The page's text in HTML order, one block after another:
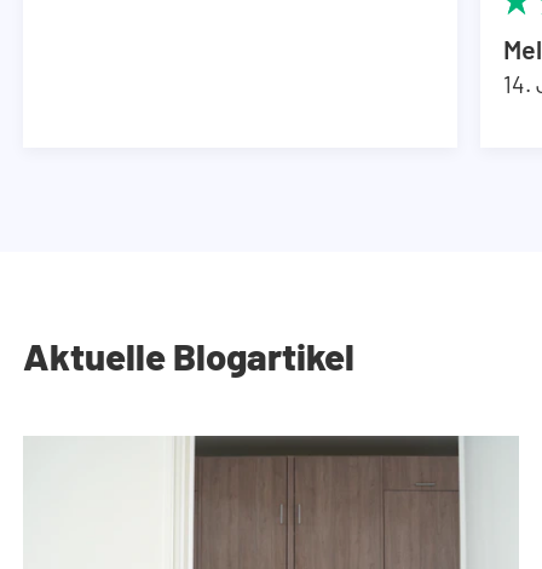
14.
Aktuelle Blogartikel